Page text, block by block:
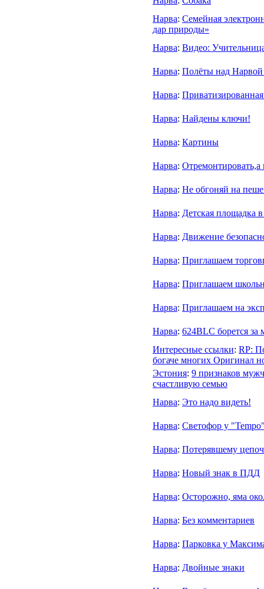
Нарва: Семейная
дар природы»
Нарва: Видео:
Нарва: Полёты над Нарвой
Нарва:
Нарва: Найдены ключи!
Нарва: Картины
Нарва: Отремонтировать,а
Нарва: Не обгоняй на
Нарва: Детская площадка
Нарва: Движение
Нарва: Приглашаем
Нарва: Приглашаем
Нарва: Приглашаем на
Нарва: 624BLC борется за
Интересные ссылки: RP:
богаче многих Оригинал
Эстония: 9 признаков
счастливую семью
Нарва: Это надо видеть!
Нарва: Светофор у
Нарва: Потерявшему
Нарва: Новый знак в ПДД
Нарва: Осторожно, яма
Нарва: Без комментариев
Нарва: Парковка у
Нарва: Двойные знаки